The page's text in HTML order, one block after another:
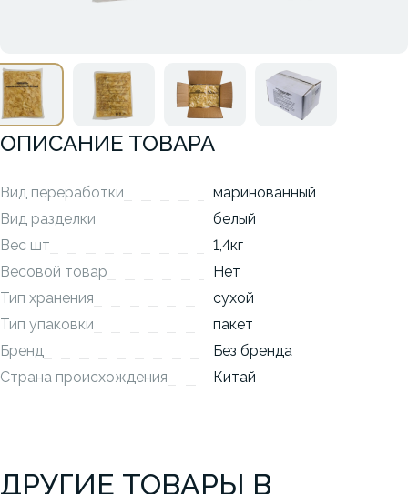
ОПИСАНИЕ ТОВАРА
Вид переработки
маринованный
Вид разделки
белый
Вес шт
1,4кг
Весовой товар
Нет
Тип хранения
сухой
Тип упаковки
пакет
Бренд
Без бренда
Страна происхождения
Китай
ДРУГИЕ ТОВАРЫ В